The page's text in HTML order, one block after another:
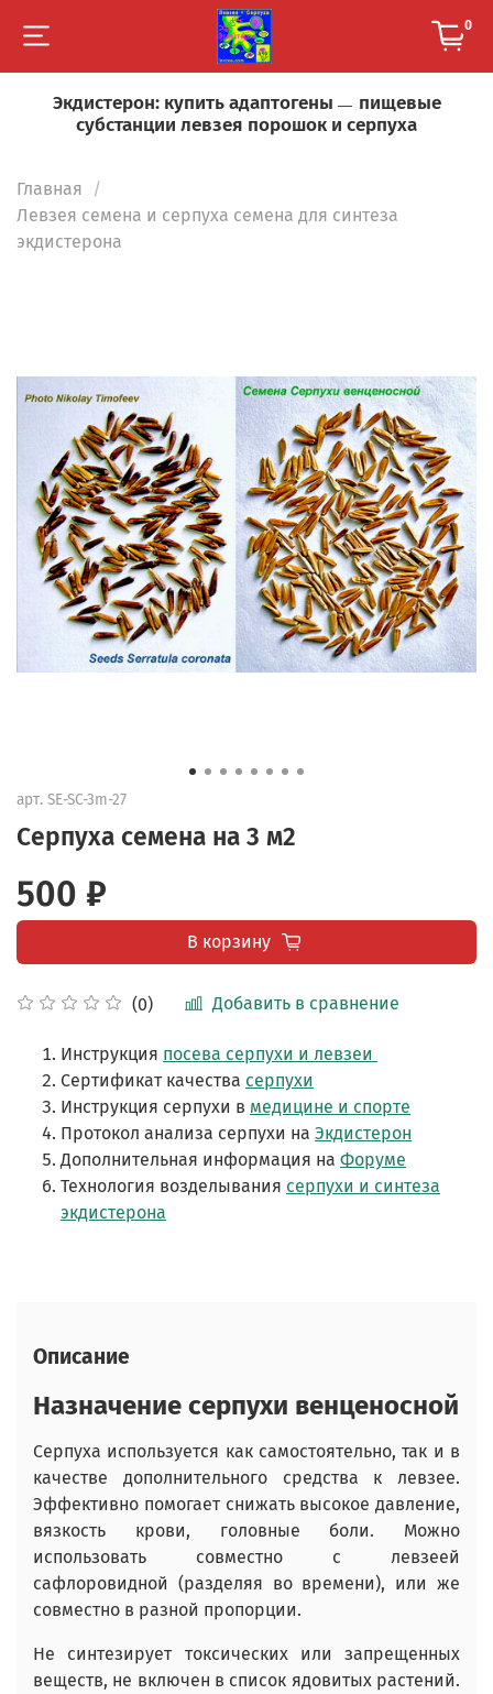
0
Экдистерон: купить адаптогены — пищевые
субстанции левзея порошок и серпуха
Главная
Левзея семена и серпуха семена для синтеза
экдистерона
арт. SE-SC-3m-27
Серпуха семена на 3 м2
(0) Добавить в сравнение
500 ₽
В корзину
Инструкция посева серпухи и левзеи
Сертификат качества серпухи
Инструкция серпухи в медицине и спорте
Протокол анализа серпухи на Экдистерон
Дополнительная информация на Форуме
Технология возделывания серпухи и синтеза
экдистерона
Описание
Назначение серпухи венценосной
Серпуха используется как самостоятельно, так и в
качестве дополнительного средства к левзее.
Эффективно помогает снижать высокое давление,
вязкость крови, головные боли. Можно
использовать совместно с левзеей
сафлоровидной (разделяя во времени), или же
совместно в разной пропорции.
Не синтезирует токсических или запрещенных
веществ, не включен в список ядовитых растений.